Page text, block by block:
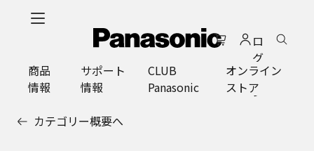
ロ
グ
イ
ン
商品
情報
サポート
情報
CLUB
Panasonic
オンライン
ストア
カテゴリー概要へ